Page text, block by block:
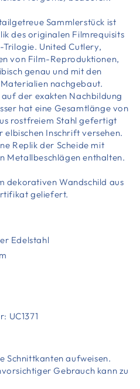
Sammlerstück ist
des originalen Filmrequisits
United Cutlery,
von Film-Reproduktionen,
genau und mit den
nachgebaut.
der exakten Nachbildung
hat eine Gesamtlänge von
rostfreiem Stahl gefertigt
Inschrift versehen.
Replik der Scheide mit
Metallbeschlägen enthalten.
dekorativen Wandschild aus
geliefert.
Edelstahl
UC1371
Schnittkanten aufweisen.
Gebrauch kann zu